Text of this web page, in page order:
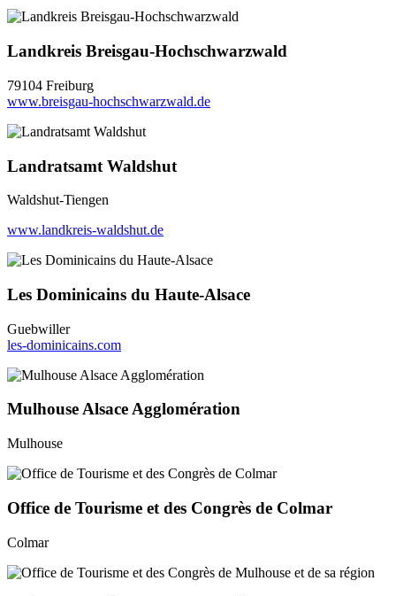
Landkreis Breisgau-Hochschwarzwald
79104 Freiburg
www.breisgau-hochschwarzwald.de
Landratsamt Waldshut
Waldshut-Tiengen
www.landkreis-waldshut.de
Les Dominicains du Haute-Alsace
Guebwiller
les-dominicains.com
Mulhouse Alsace Agglomération
Mulhouse
Office de Tourisme et des Congrès de Colmar
Colmar